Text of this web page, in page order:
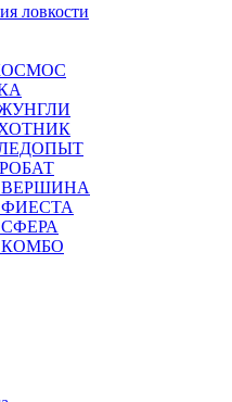
ловкости
ВЕРШИНА
ФИЕСТА
СФЕРА
КОМБО